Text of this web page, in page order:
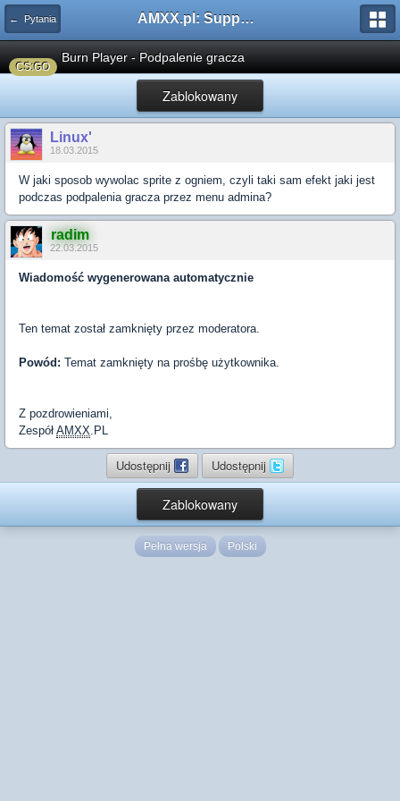
← Pytania AMXX.pl: Support AMX Mod X i SourceMod
CS:GO
Burn Player - Podpalenie gracza
Zablokowany
Linux'
18.03.2015
W jaki sposob wywolac sprite z ogniem, czyli taki sam efekt jaki jest
podczas podpalenia gracza przez menu admina?
radim
22.03.2015
Wiadomość wygenerowana automatycznie
Ten temat został zamknięty przez moderatora.
Powód: Temat zamknięty na prośbę użytkownika.
Z pozdrowieniami,
Zespół AMXX.PL
Udostępnij Udostępnij
Zablokowany
Pełna wersja Polski